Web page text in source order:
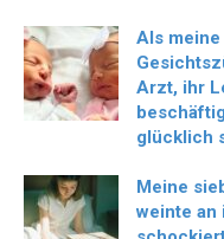
Als
Arzt, ihr
glücklich
Meine
weinte an